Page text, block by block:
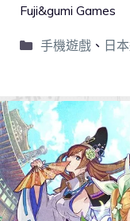
Fuji&gumi Games
手機遊戲、 日